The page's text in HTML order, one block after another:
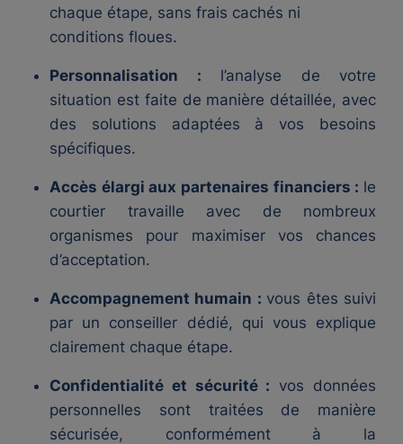
chaque étape, sans frais cachés ni
conditions floues.
Personnalisation : l’analyse de votre
situation est faite de manière détaillée, avec
des solutions adaptées à vos besoins
spécifiques.
Accès élargi aux partenaires financiers : le
courtier travaille avec de nombreux
organismes pour maximiser vos chances
d’acceptation.
Accompagnement humain : vous êtes suivi
par un conseiller dédié, qui vous explique
clairement chaque étape.
Confidentialité et sécurité : vos données
personnelles sont traitées de manière
sécurisée, conformément à la